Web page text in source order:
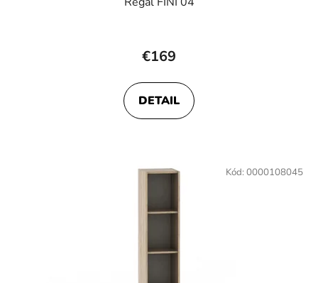
€169
DETAIL
Kód: 0000108045